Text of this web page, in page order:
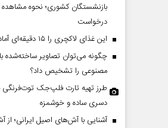
بازنشستگان کشوری؛ نحوه مشاهده
درخواست
این غذای لاکچری را ۱۵ دقیقه‌ای آماده کنید
چگونه می‌توان تصاویر ساخته‌شده
مصنوعی را تشخیص داد؟
طرز تهیه تارت فلپ‌جک توت‌فرنگی با
دسری ساده و خوشمزه
آشنایی با آش‌های اصیل ایرانی؛ از